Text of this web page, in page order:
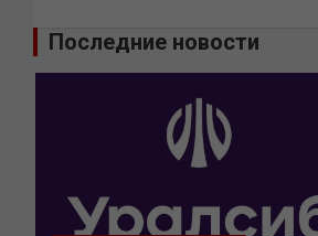
Последние новости